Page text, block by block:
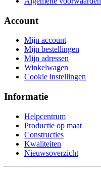
Account
Mijn account
Mijn bestellingen
Mijn adressen
Winkelwagen
Cookie instellingen
Informatie
Helpcentrum
Productie op maat
Constructies
Kwaliteiten
Nieuwsoverzicht